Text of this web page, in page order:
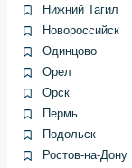
расположен за
нескольких
Не
предмет
установкой
заклинившим
Нижний Тагил
Новороссийск
Одинцово
Орел
Орск
Пермь
Подольск
Ростов-на-Дону